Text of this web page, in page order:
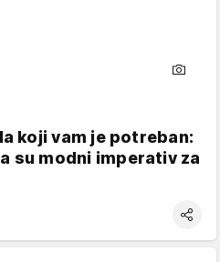
koji vam je potreban:
su modni imperativ za